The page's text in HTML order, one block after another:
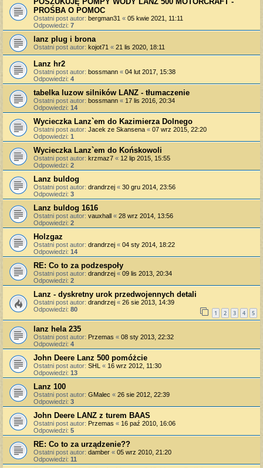
PROŚBA O POMOC
Ostatni post autor: bergman31 « 05 kwie 2021, 11:11
Odpowiedzi: 7
lanz plug i brona
Ostatni post autor: kojot71 « 21 lis 2020, 18:11
Lanz hr2
Ostatni post autor: bossmann « 04 lut 2017, 15:38
Odpowiedzi: 4
tabelka luzow silników LANZ - tłumaczenie
Ostatni post autor: bossmann « 17 lis 2016, 20:34
Odpowiedzi: 14
Wycieczka Lanz`em do Kazimierza Dolnego
Ostatni post autor: Jacek ze Skansena « 07 wrz 2015, 22:20
Odpowiedzi: 1
Wycieczka Lanz`em do Końskowoli
Ostatni post autor: krzmaz7 « 12 lip 2015, 15:55
Odpowiedzi: 2
Lanz buldog
Ostatni post autor: drandrzej « 30 gru 2014, 23:56
Odpowiedzi: 3
Lanz buldog 1616
Ostatni post autor: vauxhall « 28 wrz 2014, 13:56
Odpowiedzi: 2
Holzgaz
Ostatni post autor: drandrzej « 04 sty 2014, 18:22
Odpowiedzi: 14
RE: Co to za podzespoły
Ostatni post autor: drandrzej « 09 lis 2013, 20:34
Odpowiedzi: 2
Lanz - dyskretny urok przedwojennych detali
Ostatni post autor: drandrzej « 26 sie 2013, 14:39
Odpowiedzi: 80 1 2 3 4 5
lanz hela 235
Ostatni post autor: Przemas « 08 sty 2013, 22:32
Odpowiedzi: 4
John Deere Lanz 500 pomóżcie
Ostatni post autor: SHL « 16 wrz 2012, 11:30
Odpowiedzi: 13
Lanz 100
Ostatni post autor: GMalec « 26 sie 2012, 22:39
Odpowiedzi: 3
John Deere LANZ z turem BAAS
Ostatni post autor: Przemas « 16 paź 2010, 16:06
Odpowiedzi: 5
RE: Co to za urządzenie??
Ostatni post autor: damber « 05 wrz 2010, 21:20
Odpowiedzi: 11